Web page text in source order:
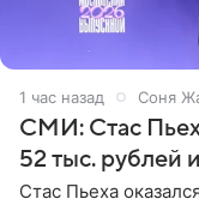
1 час назад Соня
СМИ: Стас
52 тыс. рублей
Стас Пьеха